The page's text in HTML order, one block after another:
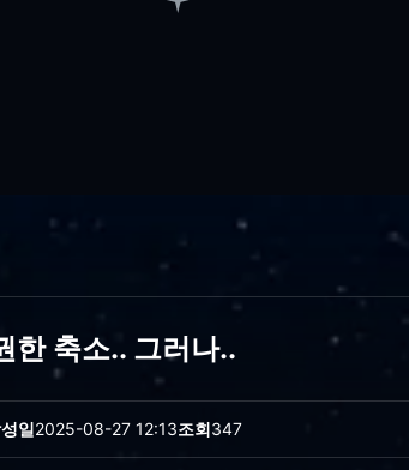
한 축소.. 그러나..
일2025-08-27 12:13조회347